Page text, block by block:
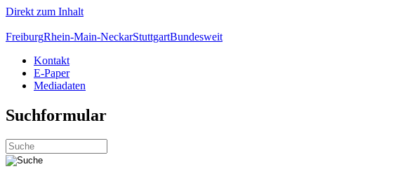
Direkt zum Inhalt
FreiburgRhein-Main-NeckarStuttgartBundesweit
Kontakt
E-Paper
Mediadaten
Suchformular